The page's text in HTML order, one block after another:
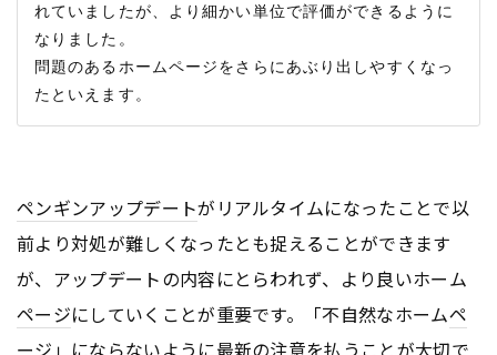
れていましたが、より細かい単位で評価ができるように
なりました。
問題のあるホームページをさらにあぶり出しやすくなっ
ペンギンアップデートがリアルタイムになったことで以
前より対処が難しくなったとも捉えることができます
が、アップデートの内容にとらわれず、より良いホーム
ページにしていくことが重要です。「不自然なホームペ
ージ 」にならないように最新の注意を払うことが大切で